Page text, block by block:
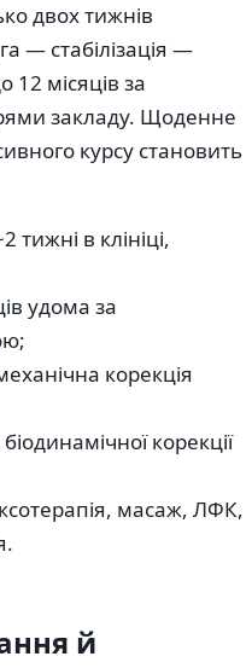
двох тижнів
— стабілізація —
12 місяців за
закладу. Щоденне
курсу становить
тижні в клініці,
удома за
корекція
корекції
масаж, ЛФК,
й